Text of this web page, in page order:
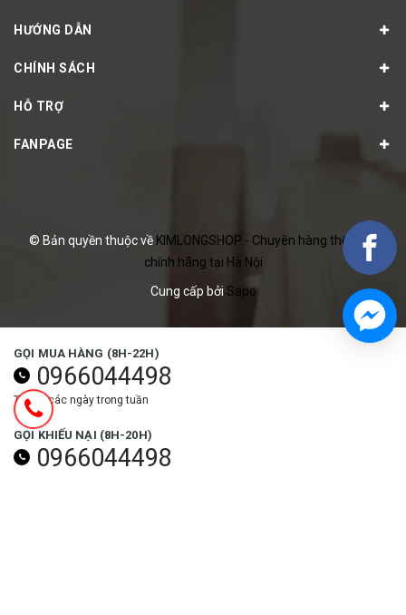
HƯỚNG DẪN
CHÍNH SÁCH
HỖ TRỢ
FANPAGE
© Bản quyền thuộc về KIMLONGSHOP - Chuyên hàng thể thao
chính hãng tại Hà Nội
Cung cấp bởi Sapo
GỌI MUA HÀNG (8H-22H)
0966044498
Tất cả các ngày trong tuần
GỌI KHIẾU NẠI (8H-20H)
0966044498